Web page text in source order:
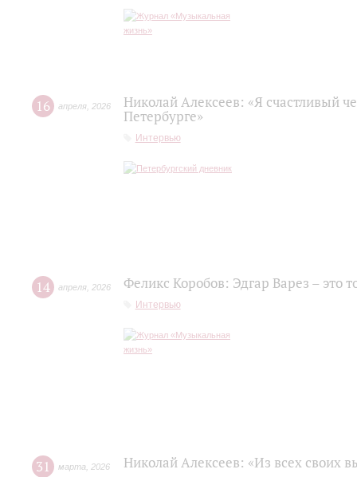
16 апреля 2026
Николай Алексеев: «Я счастливый
Петербурге»
Интервью
14 апреля 2026 Феликс Коробов: Эдгар Варез – это
Интервью
31 марта 2026 Николай Алексеев: «Из всех своих